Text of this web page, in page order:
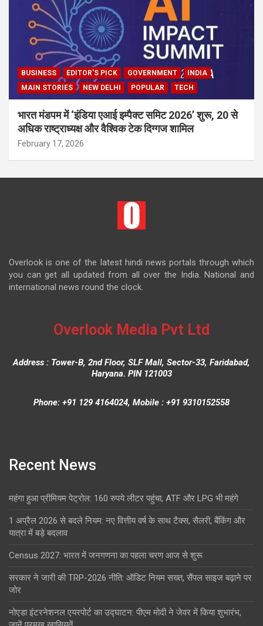
BUSINESS EDITOR'S PICK GOVERNMENT
INDIA
MAIN STORIES
NEW DELHI POPULAR TECH
भारत मंडपम में ‘इंडिया एआई इम्पैक्ट समिट 2026’ शुरू, 20 से
अधिक राष्ट्राध्यक्ष और वैश्विक टेक दिग्गज शामिल
February 17, 2026
Overlook is one of the latest hindi news portals through which
you can get all updated from all over the India. National and
international news round the clock.
Overlook Media Pvt Ltd
Address : Tower-B, 2nd Floor, SLF Mall, Sector-33, Faridabad,
Haryana. PIN 121003
Phone: +91 129 4164024, Mobile : +91 9310152558
Recent News
महंगा हुआ प्रीमियम पेट्रोल: 160 रुपये लीटर पहुंचा, ATF और LPG भी महंगे
1 अप्रैल 2026 से बदले नियम: नए वित्तीय वर्ष के साथ टैक्स, सैलरी, बैंकिंग और
यात्रा में बड़े बदलाव
Census 2027: भारत में जनगणना का पहला चरण आज से शुरू
सरकार ने जारी की TRP-2026 नीति: ऑडिट नियम सख्त, सैंपल साइज बढ़ाने पर
जोर
नोएडा इंटरनेशनल एयरपोर्ट का उद्घाटन: पीएम मोदी ने जेवर में किया शुभारंभ,